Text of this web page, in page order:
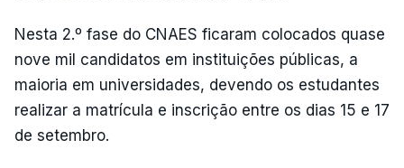
Nesta 2.º fase do CNAES ficaram colocados quase
nove mil candidatos em instituições públicas, a
maioria em universidades, devendo os estudantes
realizar a matrícula e inscrição entre os dias 15 e 17
de setembro.